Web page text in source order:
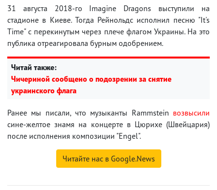
31 августа 2018-го Imagine Dragons выступили на
стадионе в Киеве. Тогда Рейнольдс исполнил песню "It's
Time" с перекинутым через плече флагом Украины. На это
публика отреагировала бурным одобрением.
Читай также:
Чичериной сообщено о подозрении за снятие
украинского флага
Ранее мы писали, что музыканты Rammstein возвысили
сине-желтое знамя на концерте в Цюрихе (Швейцария)
после исполнения композиции "Engel".
Читайте нас в Google.News